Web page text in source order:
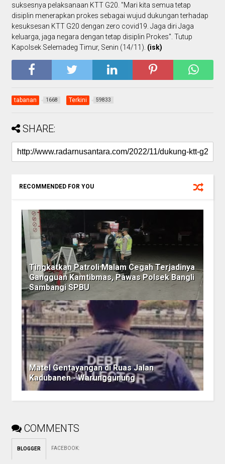
suksesnya pelaksanaan KTT G20. "Mari kita semua tetap
disiplin menerapkan prokes sebagai wujud dukungan terhadap
kesuksesan KTT G20 dengan zero covid19. Jaga diri Jaga
keluarga, jaga negara dengan tetap disiplin Prokes". Tutup
Kapolsek Selemadeg Timur, Senin (14/11). (isk)
tabanan 1668 Terkini 59833
SHARE:
RECOMMENDED FOR YOU
Tingkatkan Patroli Malam Cegah Terjadinya
Gangguan Kamtibmas, Pawas Polsek Bangli
Sambangi SPBU
Matel Gentayangan di Ruas Jalan
Kadubanen - Warunggunung
COMMENTS
BLOGGER FACEBOOK: